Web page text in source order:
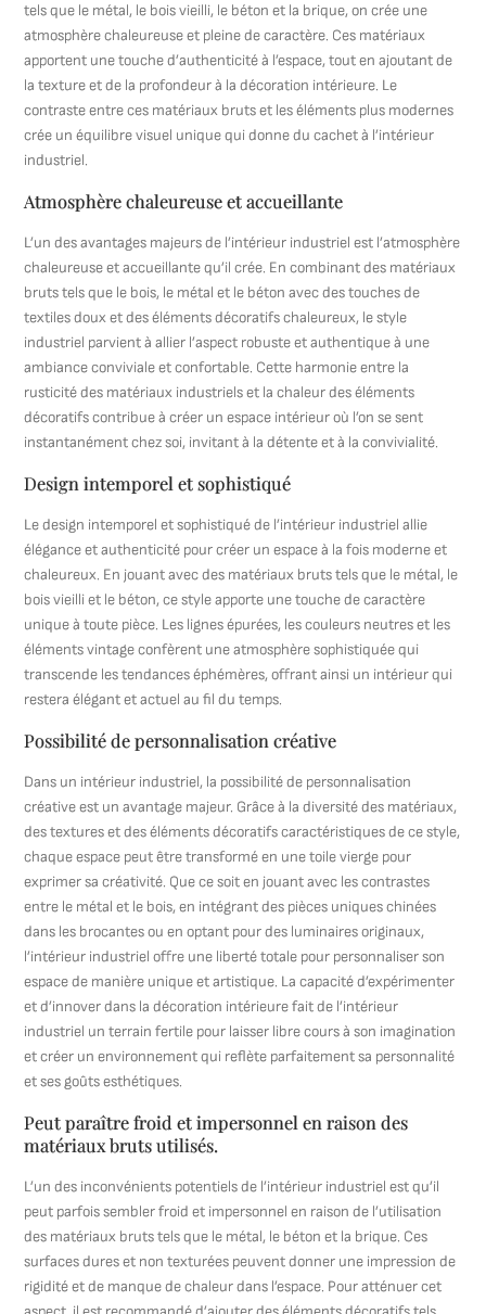
tels que le métal, le bois vieilli, le béton et la brique, on crée une
atmosphère chaleureuse et pleine de caractère. Ces matériaux
apportent une touche d’authenticité à l’espace, tout en ajoutant de
la texture et de la profondeur à la décoration intérieure. Le
contraste entre ces matériaux bruts et les éléments plus modernes
crée un équilibre visuel unique qui donne du cachet à l’intérieur
industriel.
Atmosphère chaleureuse et accueillante
L’un des avantages majeurs de l’intérieur industriel est l’atmosphère
chaleureuse et accueillante qu’il crée. En combinant des matériaux
bruts tels que le bois, le métal et le béton avec des touches de
textiles doux et des éléments décoratifs chaleureux, le style
industriel parvient à allier l’aspect robuste et authentique à une
ambiance conviviale et confortable. Cette harmonie entre la
rusticité des matériaux industriels et la chaleur des éléments
décoratifs contribue à créer un espace intérieur où l’on se sent
instantanément chez soi, invitant à la détente et à la convivialité.
Design intemporel et sophistiqué
Le design intemporel et sophistiqué de l’intérieur industriel allie
élégance et authenticité pour créer un espace à la fois moderne et
chaleureux. En jouant avec des matériaux bruts tels que le métal, le
bois vieilli et le béton, ce style apporte une touche de caractère
unique à toute pièce. Les lignes épurées, les couleurs neutres et les
éléments vintage confèrent une atmosphère sophistiquée qui
transcende les tendances éphémères, offrant ainsi un intérieur qui
restera élégant et actuel au fil du temps.
Possibilité de personnalisation créative
Dans un intérieur industriel, la possibilité de personnalisation
créative est un avantage majeur. Grâce à la diversité des matériaux,
des textures et des éléments décoratifs caractéristiques de ce style,
chaque espace peut être transformé en une toile vierge pour
exprimer sa créativité. Que ce soit en jouant avec les contrastes
entre le métal et le bois, en intégrant des pièces uniques chinées
dans les brocantes ou en optant pour des luminaires originaux,
l’intérieur industriel offre une liberté totale pour personnaliser son
espace de manière unique et artistique. La capacité d’expérimenter
et d’innover dans la décoration intérieure fait de l’intérieur
industriel un terrain fertile pour laisser libre cours à son imagination
et créer un environnement qui reflète parfaitement sa personnalité
et ses goûts esthétiques.
Peut paraître froid et impersonnel en raison des
matériaux bruts utilisés.
L’un des inconvénients potentiels de l’intérieur industriel est qu’il
peut parfois sembler froid et impersonnel en raison de l’utilisation
des matériaux bruts tels que le métal, le béton et la brique. Ces
surfaces dures et non texturées peuvent donner une impression de
rigidité et de manque de chaleur dans l’espace. Pour atténuer cet